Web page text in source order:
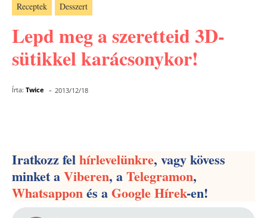
Receptek Desszert
Lepd meg a szeretteid 3D-
sütikkel karácsonykor!
Írta: Twice - 2013/12/18
Iratkozz felhírlevelünkre, vagy kövess
minket aViberen, aTelegramon,
Whatsapponés aGoogle Hírek-en!